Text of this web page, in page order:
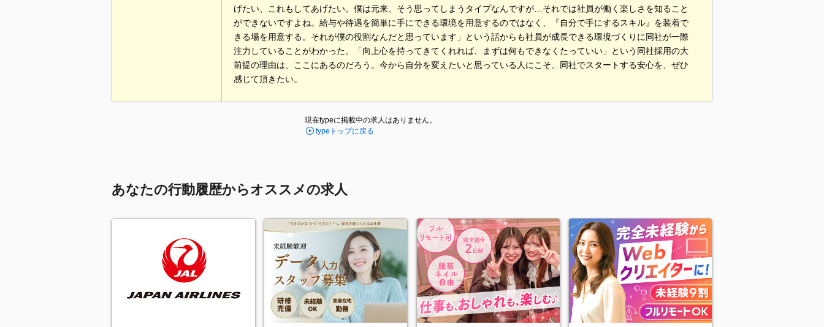
げたい、これもしてあげたい。僕は元来、そう思ってしまうタイプなんですが…それでは社員が働く楽しさを知ること
ができないですよね。給与や待遇を簡単に手にできる環境を用意するのではなく、『自分で手にするスキル』を装着で
きる場を用意する。それが僕の役割なんだと思っています」という話からも社員が成長できる環境づくりに同社が一際
注力していることがわかった。「向上心を持ってきてくれれば、まずは何もできなくたっていい」という同社採用の大
前提の理由は、ここにあるのだろう。今から自分を変えたいと思っている人にこそ、同社でスタートする安心を、ぜひ
感じて頂きたい。
現在typeに掲載中の求人はありません。
typeトップに戻る
あなたの行動履歴からオススメの求人